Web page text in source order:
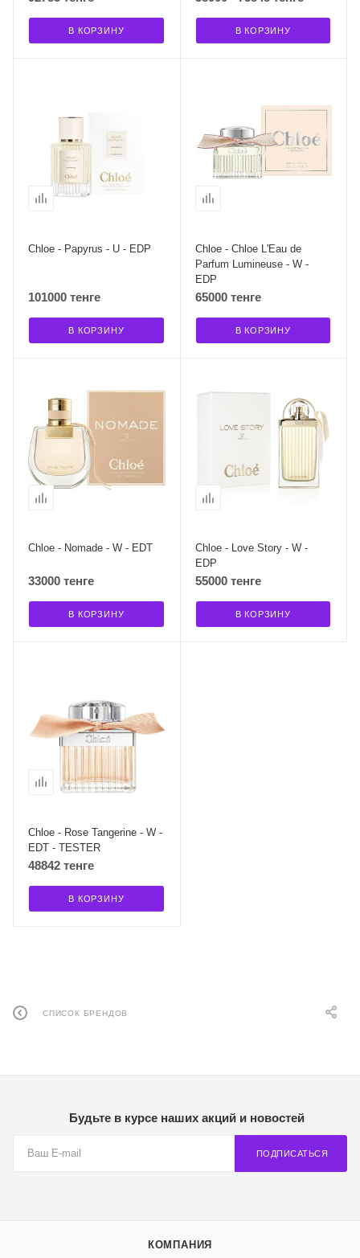
В КОРЗИНУ В КОРЗИНУ
Chloe - Papyrus - U - EDP
101000 тенге
В КОРЗИНУ
Chloe - Chloe L'Eau de
Parfum Lumineuse - W -
EDP
65000 тенге
В КОРЗИНУ
Chloe - Nomade - W - EDT
33000 тенге
В КОРЗИНУ
Chloe - Love Story - W -
EDP
55000 тенге
В КОРЗИНУ
Chloe - Rose Tangerine - W -
EDT - TESTER
48842 тенге
В КОРЗИНУ
СПИСОК БРЕНДОВ
Будьте в курсе наших акций и новостей
ПОДПИСАТЬСЯ
КОМПАНИЯ